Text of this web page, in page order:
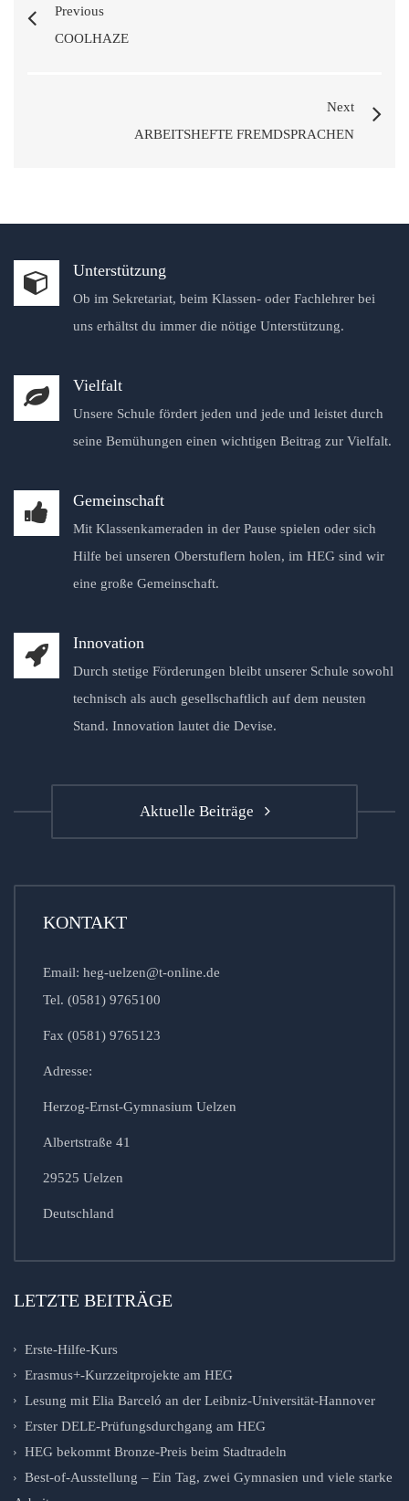
Previous
COOLHAZE
Next
ARBEITSHEFTE FREMDSPRACHEN
Unterstützung
Ob im Sekretariat, beim Klassen- oder Fachlehrer bei
uns erhältst du immer die nötige Unterstützung.
Vielfalt
Unsere Schule fördert jeden und jede und leistet durch
seine Bemühungen einen wichtigen Beitrag zur Vielfalt.
Gemeinschaft
Mit Klassenkameraden in der Pause spielen oder sich
Hilfe bei unseren Oberstuflern holen, im HEG sind wir
eine große Gemeinschaft.
Innovation
Durch stetige Förderungen bleibt unserer Schule sowohl
technisch als auch gesellschaftlich auf dem neusten
Stand. Innovation lautet die Devise.
Aktuelle Beiträge
KONTAKT
Email: heg-uelzen@t-online.de
Tel. (0581) 9765100
Fax (0581) 9765123
Adresse:
Herzog-Ernst-Gymnasium Uelzen
Albertstraße 41
29525 Uelzen
Deutschland
LETZTE BEITRÄGE
Erste-Hilfe-Kurs
Erasmus+-Kurzzeitprojekte am HEG
Lesung mit Elia Barceló an der Leibniz-Universität-Hannover
Erster DELE-Prüfungsdurchgang am HEG
HEG bekommt Bronze-Preis beim Stadtradeln
Best-of-Ausstellung – Ein Tag, zwei Gymnasien und viele starke